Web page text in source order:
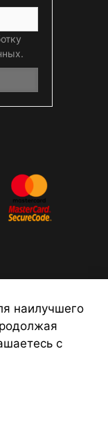
от надежных
наилучшего
с